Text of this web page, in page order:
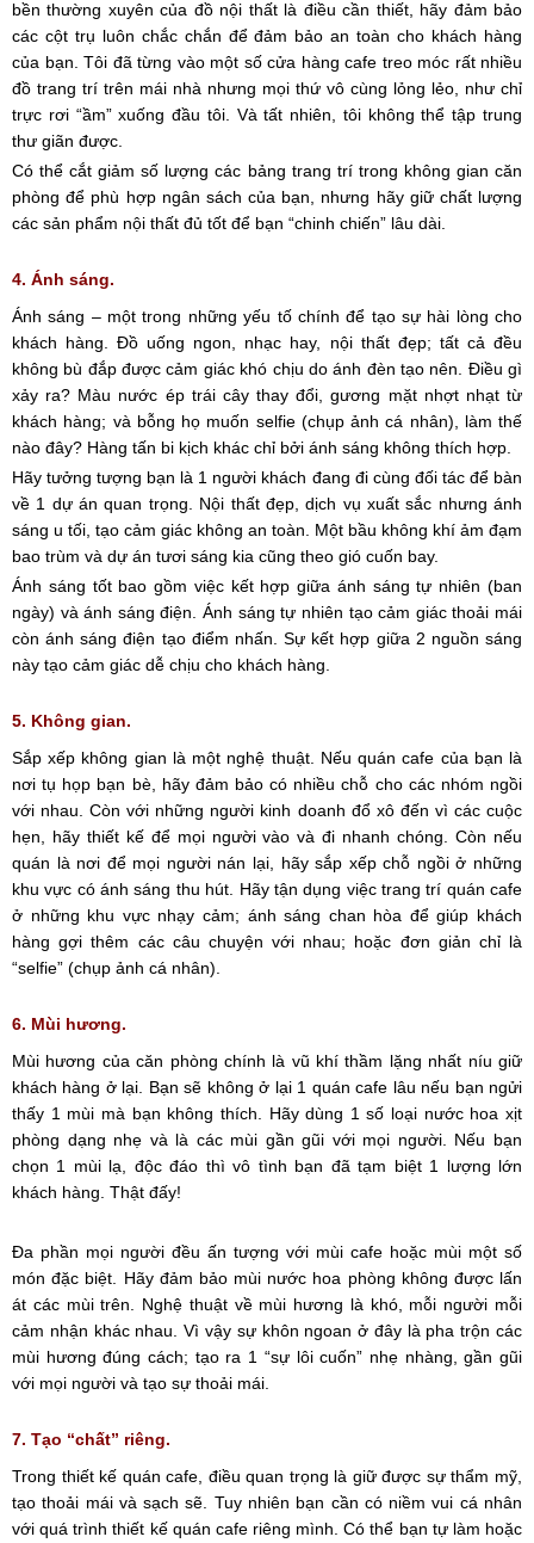
bền thường xuyên của đồ nội thất là điều cần thiết, hãy đảm bảo
các cột trụ luôn chắc chắn để đảm bảo an toàn cho khách hàng
của bạn. Tôi đã từng vào một số cửa hàng cafe treo móc rất nhiều
đồ trang trí trên mái nhà nhưng mọi thứ vô cùng lỏng lẻo, như chỉ
trực rơi “ầm” xuống đầu tôi. Và tất nhiên, tôi không thể tập trung
thư giãn được.
Có thể cắt giảm số lượng các bảng trang trí trong không gian căn
phòng để phù hợp ngân sách của bạn, nhưng hãy giữ chất lượng
các sản phẩm nội thất đủ tốt để bạn “chinh chiến” lâu dài.
4. Ánh sáng.
Ánh sáng – một trong những yếu tố chính để tạo sự hài lòng cho
khách hàng. Đồ uống ngon, nhạc hay, nội thất đẹp; tất cả đều
không bù đắp được cảm giác khó chịu do ánh đèn tạo nên. Điều gì
xảy ra? Màu nước ép trái cây thay đổi, gương mặt nhợt nhạt từ
khách hàng; và bỗng họ muốn selfie (chụp ảnh cá nhân), làm thế
nào đây? Hàng tấn bi kịch khác chỉ bởi ánh sáng không thích hợp.
Hãy tưởng tượng bạn là 1 người khách đang đi cùng đối tác để bàn
về 1 dự án quan trọng. Nội thất đẹp, dịch vụ xuất sắc nhưng ánh
sáng u tối, tạo cảm giác không an toàn. Một bầu không khí ảm đạm
bao trùm và dự án tươi sáng kia cũng theo gió cuốn bay.
Ánh sáng tốt bao gồm việc kết hợp giữa ánh sáng tự nhiên (ban
ngày) và ánh sáng điện. Ánh sáng tự nhiên tạo cảm giác thoải mái
còn ánh sáng điện tạo điểm nhấn. Sự kết hợp giữa 2 nguồn sáng
này tạo cảm giác dễ chịu cho khách hàng.
5. Không gian.
Sắp xếp không gian là một nghệ thuật. Nếu quán cafe của bạn là
nơi tụ họp bạn bè, hãy đảm bảo có nhiều chỗ cho các nhóm ngồi
với nhau. Còn với những người kinh doanh đổ xô đến vì các cuộc
hẹn, hãy thiết kế để mọi người vào và đi nhanh chóng. Còn nếu
quán là nơi để mọi người nán lại, hãy sắp xếp chỗ ngồi ở những
khu vực có ánh sáng thu hút. Hãy tận dụng việc trang trí quán cafe
ở những khu vực nhạy cảm; ánh sáng chan hòa để giúp khách
hàng gợi thêm các câu chuyện với nhau; hoặc đơn giản chỉ là
“selfie” (chụp ảnh cá nhân).
6. Mùi hương.
Mùi hương của căn phòng chính là vũ khí thầm lặng nhất níu giữ
khách hàng ở lại. Bạn sẽ không ở lại 1 quán cafe lâu nếu bạn ngửi
thấy 1 mùi mà bạn không thích. Hãy dùng 1 số loại nước hoa xịt
phòng dạng nhẹ và là các mùi gần gũi với mọi người. Nếu bạn
chọn 1 mùi lạ, độc đáo thì vô tình bạn đã tạm biệt 1 lượng lớn
khách hàng. Thật đấy!
Đa phần mọi người đều ấn tượng với mùi cafe hoặc mùi một số
món đặc biệt. Hãy đảm bảo mùi nước hoa phòng không được lấn
át các mùi trên. Nghệ thuật về mùi hương là khó, mỗi người mỗi
cảm nhận khác nhau. Vì vậy sự khôn ngoan ở đây là pha trộn các
mùi hương đúng cách; tạo ra 1 “sự lôi cuốn” nhẹ nhàng, gần gũi
với mọi người và tạo sự thoải mái.
7. Tạo “chất” riêng.
Trong thiết kế quán cafe, điều quan trọng là giữ được sự thẩm mỹ,
tạo thoải mái và sạch sẽ. Tuy nhiên bạn cần có niềm vui cá nhân
với quá trình thiết kế quán cafe riêng mình. Có thể bạn tự làm hoặc